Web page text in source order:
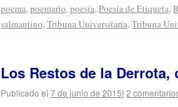
poema, poemario, poesía, Poesía de Etiqueta,
salmantino, Tribuna Universitaria, Tribuna
Los Restos de la Derrota,
Publicado el 7 de junio de 2015| 2